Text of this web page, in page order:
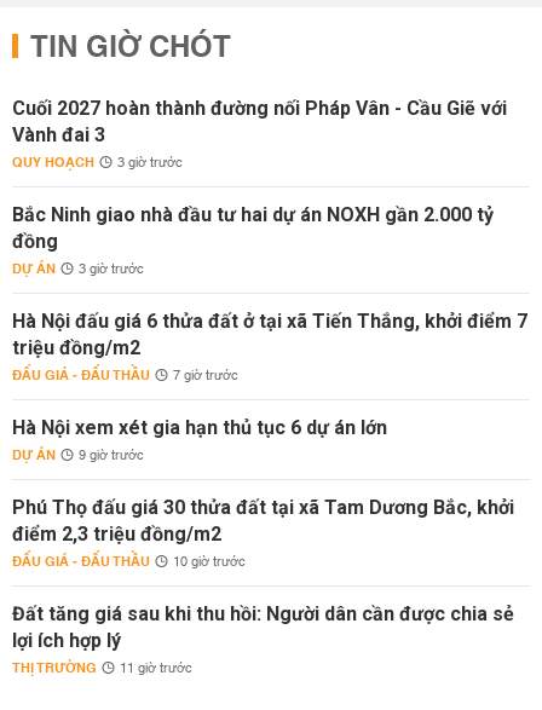
TIN GIỜ CHÓT
Cuối 2027 hoàn thành đường nối Pháp Vân - Cầu Giẽ với
Vành đai 3
QUY HOẠCH 3 giờ trước
Bắc Ninh giao nhà đầu tư hai dự án NOXH gần 2.000 tỷ
đồng
DỰ ÁN 3 giờ trước
Hà Nội đấu giá 6 thửa đất ở tại xã Tiến Thắng, khởi điểm 7
triệu đồng/m2
ĐẤU GIÁ - ĐẤU THẦU 7 giờ trước
Hà Nội xem xét gia hạn thủ tục 6 dự án lớn
DỰ ÁN 9 giờ trước
Phú Thọ đấu giá 30 thửa đất tại xã Tam Dương Bắc, khởi
điểm 2,3 triệu đồng/m2
ĐẤU GIÁ - ĐẤU THẦU 10 giờ trước
Đất tăng giá sau khi thu hồi: Người dân cần được chia sẻ
lợi ích hợp lý
THỊ TRƯỜNG 11 giờ trước